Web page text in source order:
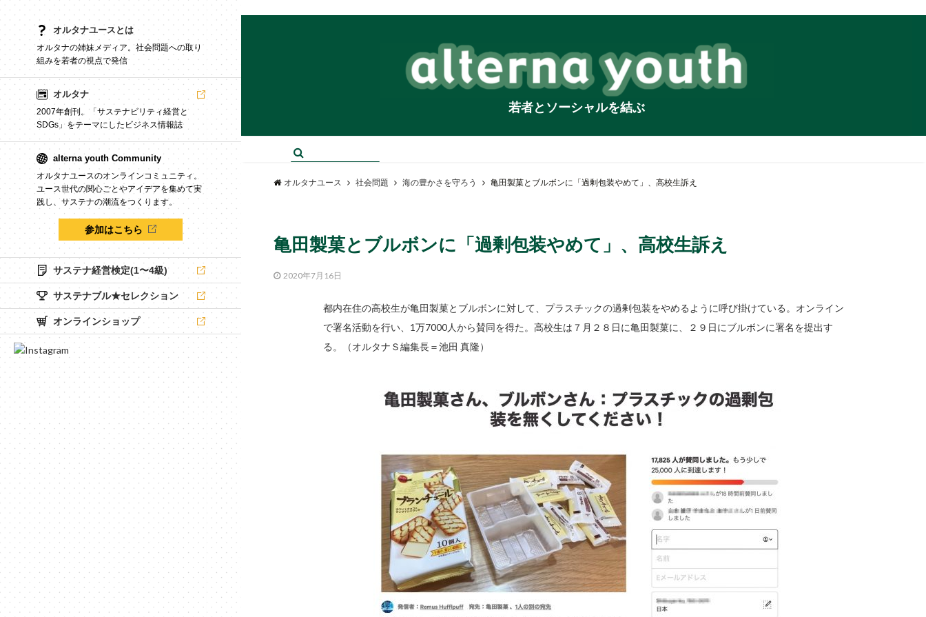
オルタナユースとは
オルタナの姉妹メディア。社会問題への取り
組みを若者の視点で発信
オルタナ
2007年創刊。「サステナビリティ経営と
SDGs」をテーマにしたビジネス情報誌
alterna youth Community
オルタナユースのオンラインコミュニティ。
ユース世代の関心ごとやアイデアを集めて実
践し、サステナの潮流をつくります。
参加はこちら
サステナ経営検定(1〜4級)
サステナブル★セレクション
オンラインショップ
若者とソーシャルを結ぶ
オルタナユース 社会問題 海の豊かさを守ろう 亀田製菓とブルボンに「過剰包装やめて」、高校生訴え
亀田製菓とブルボンに「過剰包装やめて」、高校生訴え
2020年7月16日
都内在住の高校生が亀田製菓とブルボンに対して、プラスチックの過剰包装をやめるように呼び掛けている。オンライン
で署名活動を行い、1万7000人から賛同を得た。高校生は７月２８日に亀田製菓に、２９日にブルボンに署名を提出す
る。（オルタナＳ編集長＝池田 真隆）